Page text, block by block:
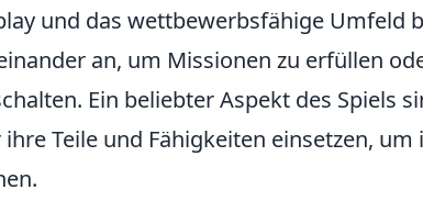
und das wettbewerbsfähige Umfeld
an, um Missionen zu erfüllen
Ein beliebter Aspekt des Spiels
ihre Teile und Fähigkeiten einsetzen,